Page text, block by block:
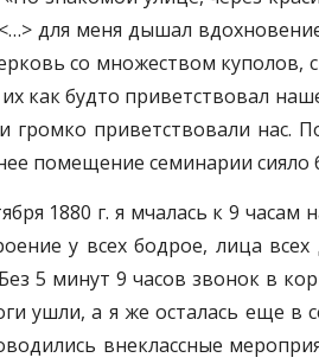
для меня дышал
со множеством куполов,
как будто приветствовал
громко приветствовали
помещение семинарии сияло
1880 г. я мчалась к 9
у всех бодрое, лица
5 минут 9 часов звонок в
ушли, а я же осталась
внеклассные